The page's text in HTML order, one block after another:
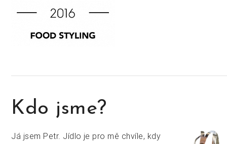
Kdo jsme?
Já jsem Petr. Jídlo je pro mě chvíle, kdy